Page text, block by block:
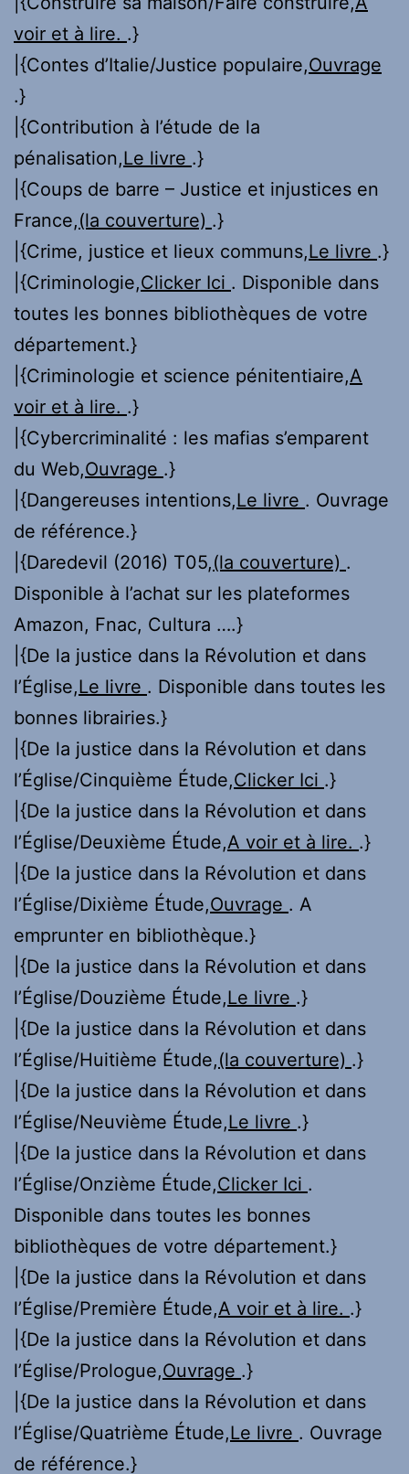
voir et à lire. .}
|{Contes d’Italie/Justice populaire,Ouvrage
.}
|{Contribution à l’étude de la
pénalisation,Le livre .}
|{Coups de barre – Justice et injustices en
France,(la couverture) .}
|{Crime, justice et lieux communs,Le livre .}
|{Criminologie,Clicker Ici . Disponible dans
toutes les bonnes bibliothèques de votre
département.}
|{Criminologie et science pénitentiaire,A
voir et à lire. .}
|{Cybercriminalité : les mafias s’emparent
du Web,Ouvrage .}
|{Dangereuses intentions,Le livre . Ouvrage
de référence.}
|{Daredevil (2016) T05,(la couverture) .
Disponible à l’achat sur les plateformes
Amazon, Fnac, Cultura ….}
|{De la justice dans la Révolution et dans
l’Église,Le livre . Disponible dans toutes les
bonnes librairies.}
|{De la justice dans la Révolution et dans
l’Église/Cinquième Étude,Clicker Ici .}
|{De la justice dans la Révolution et dans
l’Église/Deuxième Étude,A voir et à lire. .}
|{De la justice dans la Révolution et dans
l’Église/Dixième Étude,Ouvrage . A
emprunter en bibliothèque.}
|{De la justice dans la Révolution et dans
l’Église/Douzième Étude,Le livre .}
|{De la justice dans la Révolution et dans
l’Église/Huitième Étude,(la couverture) .}
|{De la justice dans la Révolution et dans
l’Église/Neuvième Étude,Le livre .}
|{De la justice dans la Révolution et dans
l’Église/Onzième Étude,Clicker Ici .
Disponible dans toutes les bonnes
bibliothèques de votre département.}
|{De la justice dans la Révolution et dans
l’Église/Première Étude,A voir et à lire. .}
|{De la justice dans la Révolution et dans
l’Église/Prologue,Ouvrage .}
|{De la justice dans la Révolution et dans
l’Église/Quatrième Étude,Le livre . Ouvrage
de référence.}